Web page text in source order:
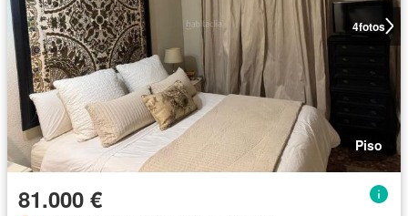
4fotos
Piso
81.000 €